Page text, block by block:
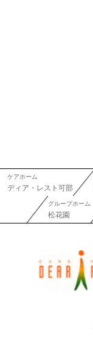
ケアホーム
ディア・レスト可部
グループホーム
松花園